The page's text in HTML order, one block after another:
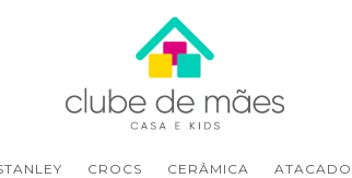
CROCS CERÂMICA